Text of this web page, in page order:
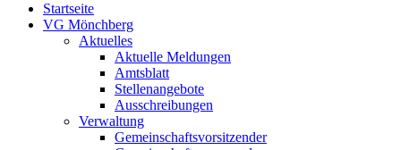
Startseite
VG Mönchberg
Aktuelles
Aktuelle Meldungen
Amtsblatt
Stellenangebote
Ausschreibungen
Verwaltung
Gemeinschaftsvorsitzender